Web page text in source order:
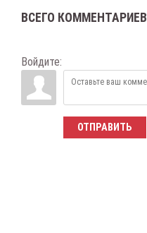
ВСЕГО КОММЕНТАРИЕВ
Войдите:
ОТПРАВИТЬ